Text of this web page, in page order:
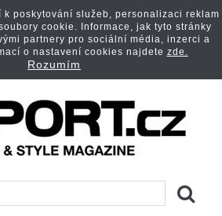
k poskytování služeb, personalizaci reklam
cookie. Informace, jak tyto stránky
partnery pro sociální média, inzerci a
o nastavení cookies najdete zde.
Rozumím